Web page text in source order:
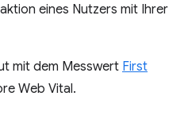
eines Nutzers mit Ihrer
mit dem Messwert First
Web Vital.